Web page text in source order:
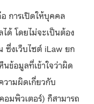
การเปิดให้บุคคล
ด้ โดยไม่จะเป็นต้อง
ซึ่งเว็บไซต์ iLaw ยก
นข้อมูลที่เข้าใจว่าผิด
ามผิดเกี่ยวกับ
มพิวเตอร์) ก็สามารถ